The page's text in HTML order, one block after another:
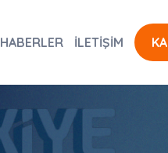
HABERLER İLETİŞİM